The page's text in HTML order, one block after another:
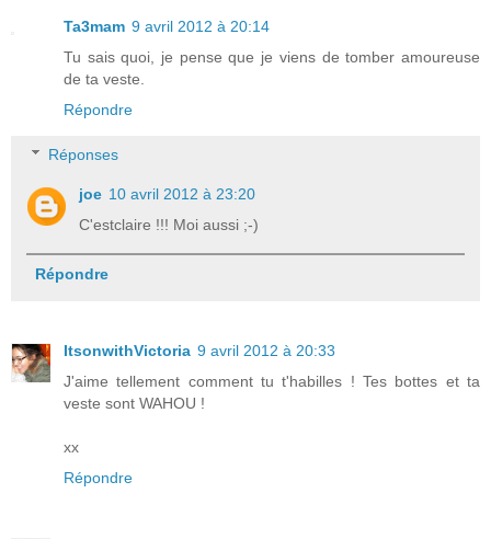
Ta3mam 9 avril 2012 à 20:14
Tu sais quoi, je pense que je viens de tomber amoureuse
de ta veste.
Répondre
Réponses
joe 10 avril 2012 à 23:20
C'estclaire !!! Moi aussi ;-)
Répondre
ItsonwithVictoria 9 avril 2012 à 20:33
J'aime tellement comment tu t'habilles ! Tes bottes et ta
veste sont WAHOU !
xx
Répondre